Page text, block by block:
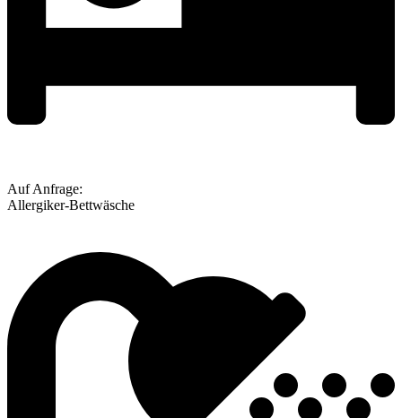
Auf Anfrage:
Allergiker-Bettwäsche